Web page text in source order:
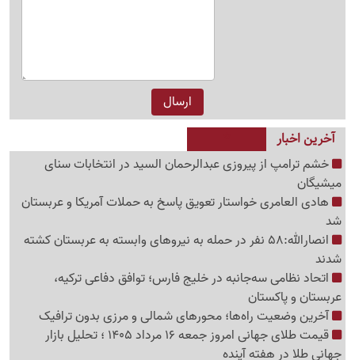
آخرین اخبار
خشم ترامپ از پیروزی عبدالرحمان السید در انتخابات سنای
میشیگان
هادی العامری خواستار تعویق پاسخ به حملات آمریکا و عربستان
شد
انصارالله:58 نفر در حمله به نیروهای وابسته به عربستان کشته
شدند
اتحاد نظامی سه‌جانبه در خلیج فارس؛ توافق دفاعی ترکیه،
عربستان و پاکستان
آخرین وضعیت راه‌ها؛ محورهای شمالی و مرزی بدون ترافیک
قیمت طلای جهانی امروز جمعه 16 مرداد 1405 ؛ تحلیل بازار
جهانی طلا در هفته آینده